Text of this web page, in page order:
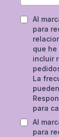
Al
para
que he
incluir
La
para
Al
para